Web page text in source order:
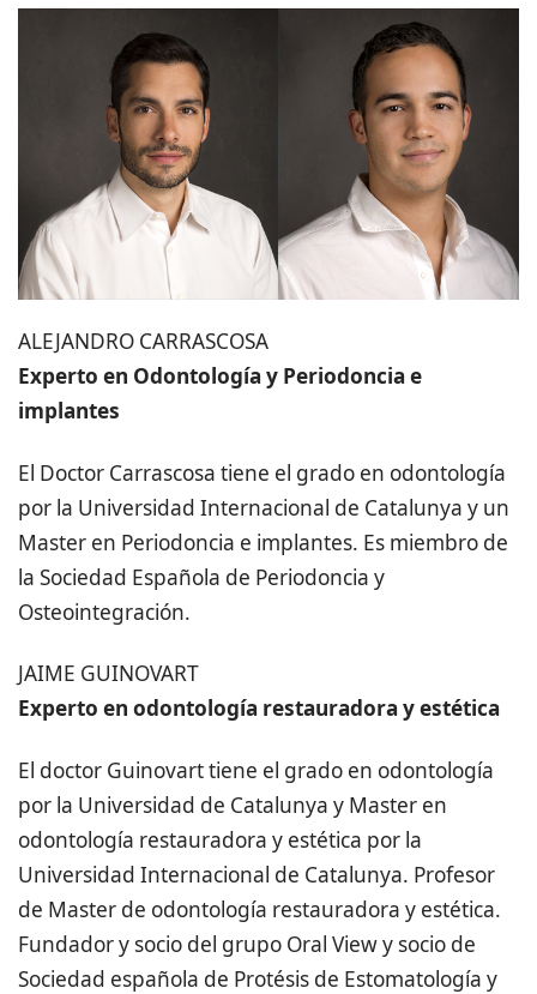
ALEJANDRO CARRASCOSA
Experto en Odontología y Periodoncia e
implantes
El Doctor Carrascosa tiene el grado en odontología
por la Universidad Internacional de Catalunya y un
Master en Periodoncia e implantes. Es miembro de
la Sociedad Española de Periodoncia y
Osteointegración.
JAIME GUINOVART
Experto en odontología restauradora y estética
El doctor Guinovart tiene el grado en odontología
por la Universidad de Catalunya y Master en
odontología restauradora y estética por la
Universidad Internacional de Catalunya. Profesor
de Master de odontología restauradora y estética.
Fundador y socio del grupo Oral View y socio de
Sociedad española de Protésis de Estomatología y